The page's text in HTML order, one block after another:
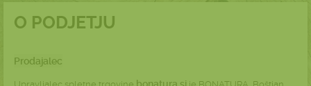
O PODJETJU
Prodajalec